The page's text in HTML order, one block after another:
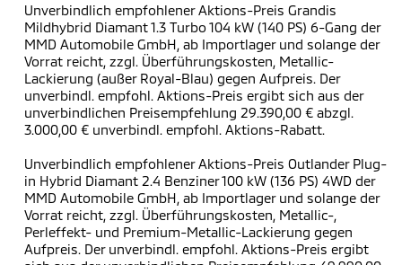
Unverbindlich empfohlener Aktions-Preis Grandis
Mildhybrid Diamant 1.3 Turbo 104 kW (140 PS) 6-Gang der
MMD Automobile GmbH, ab Importlager und solange der
Vorrat reicht, zzgl. Überführungskosten, Metallic-
Lackierung (außer Royal-Blau) gegen Aufpreis. Der
unverbindl. empfohl. Aktions-Preis ergibt sich aus der
unverbindlichen Preisempfehlung 29.390,00 € abzgl.
3.000,00 € unverbindl. empfohl. Aktions-Rabatt.
Unverbindlich empfohlener Aktions-Preis Outlander Plug-
in Hybrid Diamant 2.4 Benziner 100 kW (136 PS) 4WD der
MMD Automobile GmbH, ab Importlager und solange der
Vorrat reicht, zzgl. Überführungskosten, Metallic-,
Perleffekt- und Premium-Metallic-Lackierung gegen
Aufpreis. Der unverbindl. empfohl. Aktions-Preis ergibt